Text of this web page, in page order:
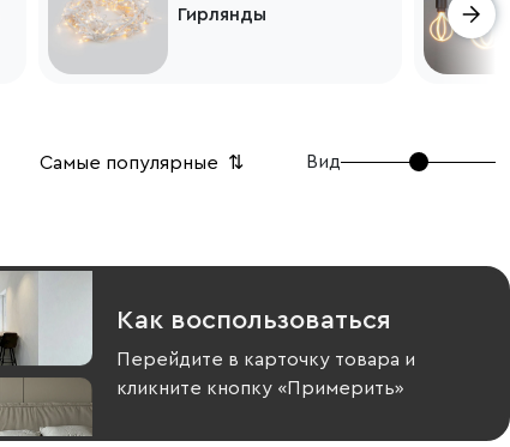
Гирлянды
Самые популярные ⇅ Вид
Как воспользоваться
Перейдите в карточку товара и
кликните кнопку «Примерить»